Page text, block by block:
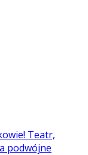
Teatr,
podwójne